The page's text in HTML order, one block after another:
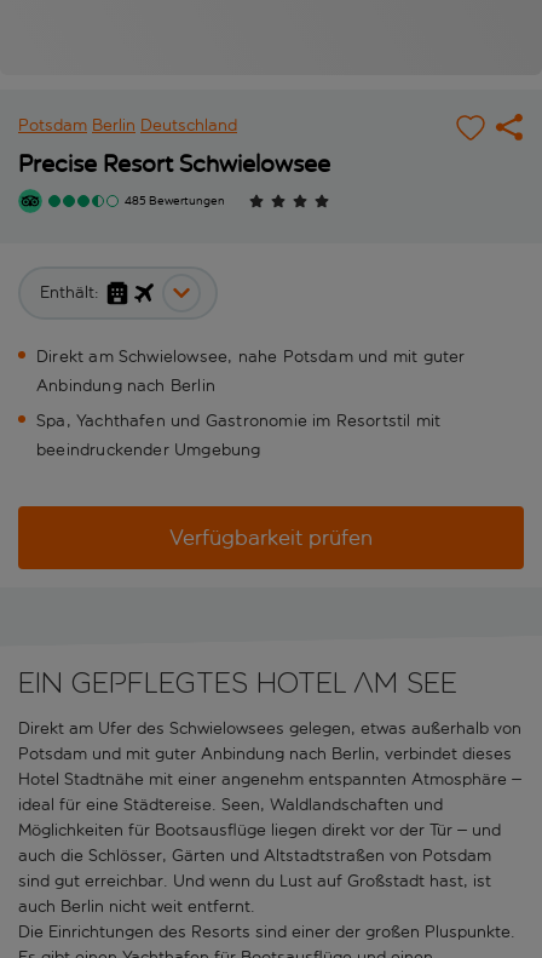
Potsdam Berlin Deutschland
Precise Resort Schwielowsee
485 Bewertungen
Enthält:
Direkt am Schwielowsee, nahe Potsdam und mit guter
Anbindung nach Berlin
Spa, Yachthafen und Gastronomie im Resortstil mit
beeindruckender Umgebung
Verfügbarkeit prüfen
Ein gepflegtes Hotel am See
Direkt am Ufer des Schwielowsees gelegen, etwas außerhalb von
Potsdam und mit guter Anbindung nach Berlin, verbindet dieses
Hotel Stadtnähe mit einer angenehm entspannten Atmosphäre –
ideal für eine Städtereise. Seen, Waldlandschaften und
Möglichkeiten für Bootsausflüge liegen direkt vor der Tür – und
auch die Schlösser, Gärten und Altstadtstraßen von Potsdam
sind gut erreichbar. Und wenn du Lust auf Großstadt hast, ist
auch Berlin nicht weit entfernt.
Die Einrichtungen des Resorts sind einer der großen Pluspunkte.